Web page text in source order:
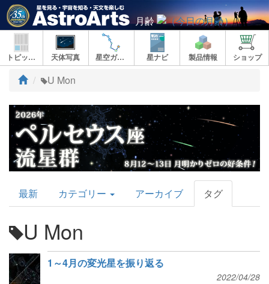
月齢
トピックス 天体写真 星空ガイド 星ナビ 製品情報 ショップ
ト
プ
U Mon
AstroArts
Topics
最新 カテゴリー アーカイブ タグ
U Mon
1～4月の変光星を振り返る
2022/04/28